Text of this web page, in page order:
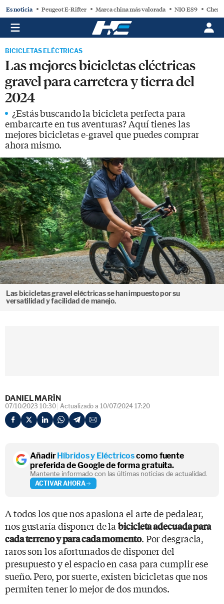
Es noticia Peugeot E-Rifter Marca china más valorada NIO ES9 Chery
BICICLETAS ELÉCTRICAS
Las mejores bicicletas eléctricas
gravel para carretera y tierra del
2024
¿Estás buscando la bicicleta perfecta para
embarcarte en tus aventuras? Aquí tienes las
mejores bicicletas e-gravel que puedes comprar
ahora mismo.
Las bicicletas gravel eléctricas se han impuesto por su
versatilidad y facilidad de manejo.
DANIEL MARÍN
07/10/2023 10:30 Actualizado a 10/07/2024 17:20
AñadirHíbridos y Eléctricoscomo fuente
preferida de Google de forma gratuita.
Mantente informado con las últimas noticias de actualidad.
ACTIVAR AHORA
A todos los que nos apasiona el arte de pedalear,
nos gustaría disponer de labicicleta adecuada para
cada terreno y para cada momento. Por desgracia,
raros son los afortunados de disponer del
presupuesto y el espacio en casa para cumplir ese
sueño. Pero, por suerte, existen bicicletas que nos
permiten tener lo mejor de dos mundos.